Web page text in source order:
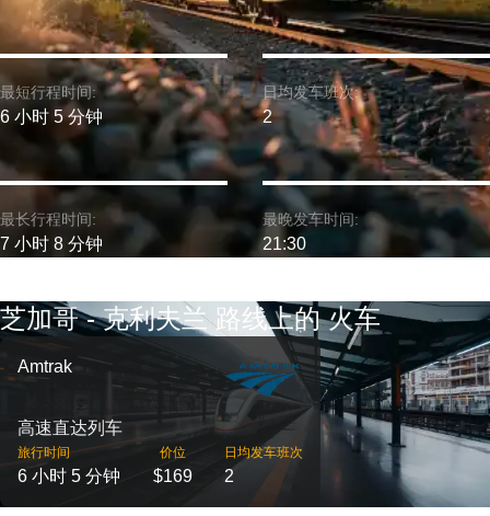
最短行程时间:
6 小时 5 分钟
最长行程时间:
7 小时 8 分钟
日均发车班次:
2
最晚发车时间:
21:30
芝加哥 - 克利夫兰 路线上的 火车
Amtrak
高速直达列车
旅行时间
6 小时 5 分钟
价位
$169
日均发车班次
2